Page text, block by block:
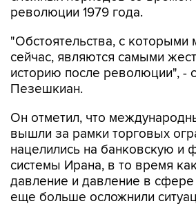
революции 1979 года.
"Обстоятельства, с которыми
сейчас, являются самыми
историю после революции", -
Пезешкиан.
Он отметил, что
вышли за рамки торговых
нацелились на банковскую и
системы Ирана, в то время
давление и давление в сфере
еще больше осложнили